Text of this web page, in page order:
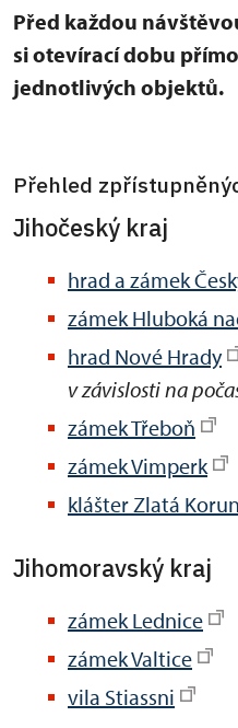
Před každou
si otevírací dobu
jednotlivých objektů.
Přehled
Jihočeský kraj
hrad a zámek
zámek Hluboká
hrad Nové Hrady
v závislosti na
zámek Třeboň
zámek Vimperk
klášter Zlatá
Jihomoravský kraj
zámek Lednice
zámek Valtice
vila Stiassni